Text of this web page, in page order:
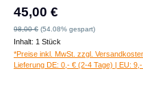
Verkaufspreis:
45,00 €
Regulärer Preis:
98,00 € (54.08% gespart)
Inhalt: 1 Stück
*Preise inkl. MwSt. zzgl.
Lieferung DE: 0,- € (2-4 Tage) | EU: